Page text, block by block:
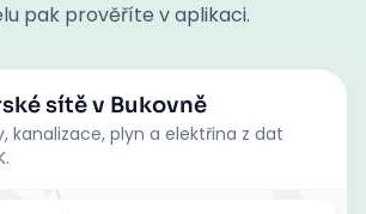
pak prověříte v aplikaci.
sítěv Bukovně
kanalizace, plyn a elektřina z dat